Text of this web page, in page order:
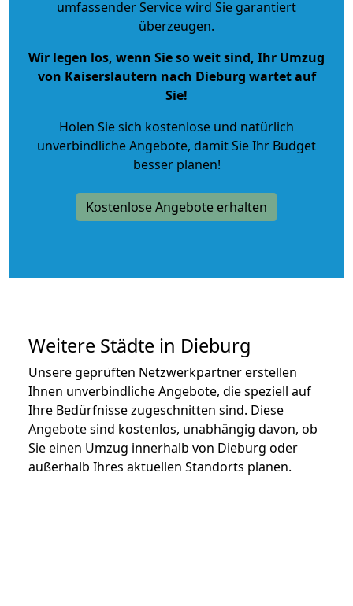
umfassender Service wird Sie garantiert
überzeugen.
Wir legen los, wenn Sie so weit sind, Ihr Umzug
von Kaiserslautern nach Dieburg wartet auf
Sie!
Holen Sie sich kostenlose und natürlich
unverbindliche Angebote, damit Sie Ihr Budget
besser planen!
Kostenlose Angebote erhalten
Weitere Städte in Dieburg
Unsere geprüften Netzwerkpartner erstellen
Ihnen unverbindliche Angebote, die speziell auf
Ihre Bedürfnisse zugeschnitten sind. Diese
Angebote sind kostenlos, unabhängig davon, ob
Sie einen Umzug innerhalb von Dieburg oder
außerhalb Ihres aktuellen Standorts planen.